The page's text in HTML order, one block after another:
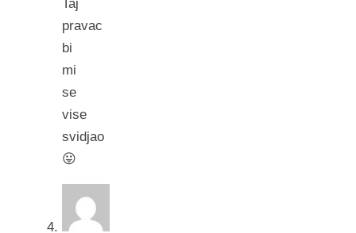
Taj
pravac
bi
mi
se
vise
svidjao
😛